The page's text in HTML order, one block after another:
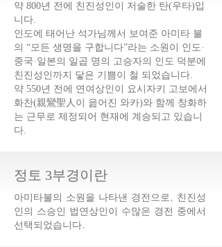
약 800년 전에 친진성인이 저술한 탄(우타)입
니다.
인도에 태어난 석가님께서 보여준 아미타 불
의 “모든 생명을 구합니다”라는 소원이 인도·
중국·일본의 일곱 명의 고승자의 인도 덕분에
친진성인까지 닿은 기쁨이 철 되었습니다.
약 550년 전에 연여상인이 요시자키 고보에서
화찬(親鸞聖人이 읊어진 와카)와 함께 창화하
는 근무로 제정되어 현재에 계승되고 있습니
다.
정토 3부경이란
​아미타불의 소원을 나타낸 경전으로, 친진성
인의 스승인 법연상인이 수많은 경전 중에서
선택되었습니다.